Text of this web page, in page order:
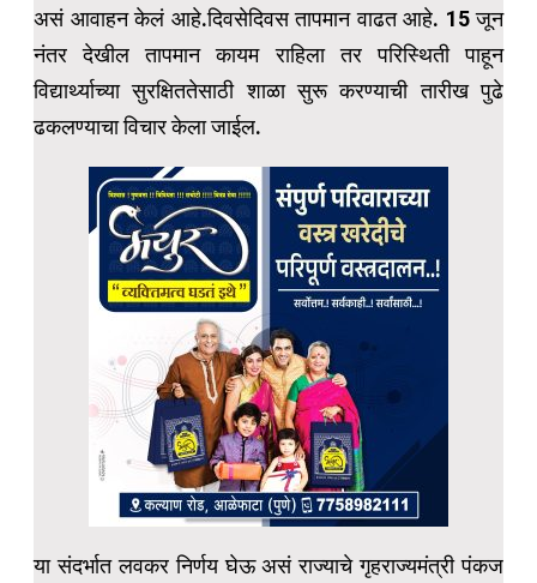
असं आवाहन केलं आहे.दिवसेदिवस तापमान वाढत आहे. 15 जून
नंतर देखील तापमान कायम राहिला तर परिस्थिती पाहून
विद्यार्थ्याच्या सुरक्षिततेसाठी शाळा सुरू करण्याची तारीख पुढे
ढकलण्याचा विचार केला जाईल.
या संदर्भात लवकर निर्णय घेऊ असं राज्याचे गृहराज्यमंत्री पंकज